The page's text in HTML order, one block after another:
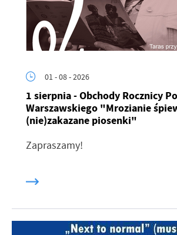
01 - 08 - 2026
1 sierpnia - Obchody Rocznicy
Warszawskiego "Mrozianie
(nie)zakazane piosenki"
Zapraszamy!